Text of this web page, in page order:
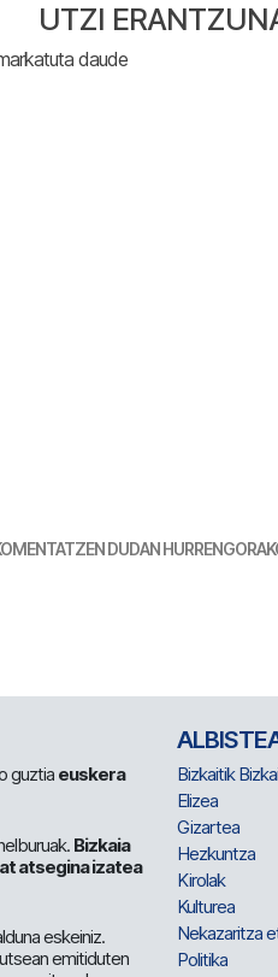
UTZI
daude
DUDAN
guztia euskera
Bizkaia
atsegina izatea
eskeiniz.
emitiduten
Bizkaitik
Elizea
Gizartea
Hezkuntza
Kirolak
Kulturea
Nekazaritza
Politika